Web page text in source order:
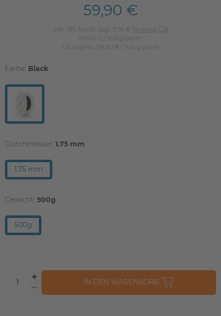
59,90 €
inkl. 19% MwSt. zzgl. 3,95 €
Versand
Inhalt
Kilogramm
Grundpreis
119,80 € / Kilogramm
Farbe: Black
Durchmesser: 1.75 mm
1.75 mm
Gewicht: 500g
500g
IN DEN WARENKORB